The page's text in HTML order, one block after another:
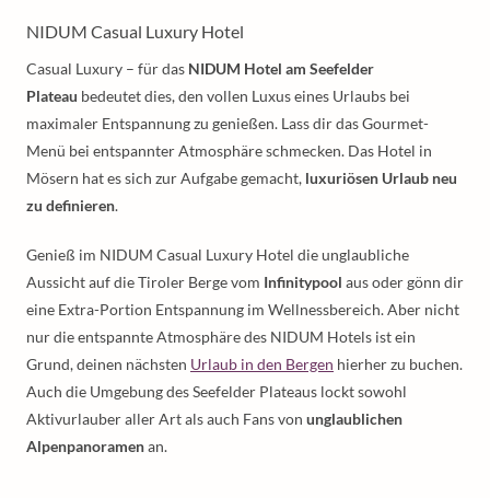
NIDUM Casual Luxury Hotel
Casual Luxury – für das NIDUM Hotel am Seefelder
Plateau bedeutet dies, den vollen Luxus eines Urlaubs bei
maximaler Entspannung zu genießen. Lass dir das Gourmet-
Menü bei entspannter Atmosphäre schmecken. Das Hotel in
Mösern hat es sich zur Aufgabe gemacht, luxuriösen Urlaub neu
zu definieren.
Genieß im NIDUM Casual Luxury Hotel die unglaubliche
Aussicht auf die Tiroler Berge vom Infinitypool aus oder gönn dir
eine Extra-Portion Entspannung im Wellnessbereich. Aber nicht
nur die entspannte Atmosphäre des NIDUM Hotels ist ein
Grund, deinen nächsten Urlaub in den Bergen hierher zu buchen.
Auch die Umgebung des Seefelder Plateaus lockt sowohl
Aktivurlauber aller Art als auch Fans von unglaublichen
Alpenpanoramenan.